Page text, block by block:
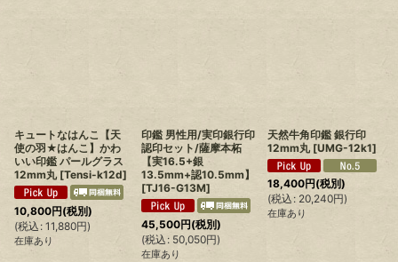
キュートなはんこ【天
使の羽★はんこ】かわ
いい印鑑 パールグラス
12mm丸 [Tensi-k12d]
10,800円(税別)
(税込 : 11,880円)
在庫あり
印鑑 男性用/実印銀行印
認印セット/薩摩本柘
【実16.5+銀
13.5mm+認10.5mm】
[TJ16-G13M]
45,500円(税別)
(税込 : 50,050円)
在庫あり
天然牛角印鑑 銀行印
12mm丸 [UMG-12k1]
18,400円(税別)
(税込 : 20,240円)
在庫あり